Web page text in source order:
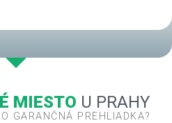
MIESTO U PRAHY
GARANČNÁ PREHLIADKA?